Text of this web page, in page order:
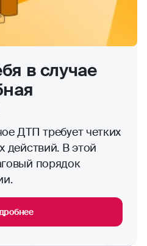
в случае
ДТП требует четких
действий. В этой
порядок